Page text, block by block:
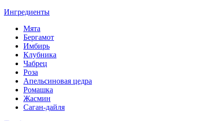
Ингредиенты
Мята
Бергамот
Имбирь
Клубника
Чабрец
Роза
Апельсиновая цедра
Ромашка
Жасмин
Саган-дайля